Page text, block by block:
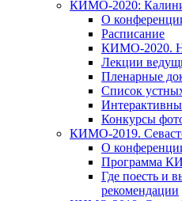
КИМО-2020:
О
Расписание
КИМО-2020.
Лекции
Пленарные
Список
Конкурсы
КИМО-2019.
О
Программа
Где поесть и
рекомендации